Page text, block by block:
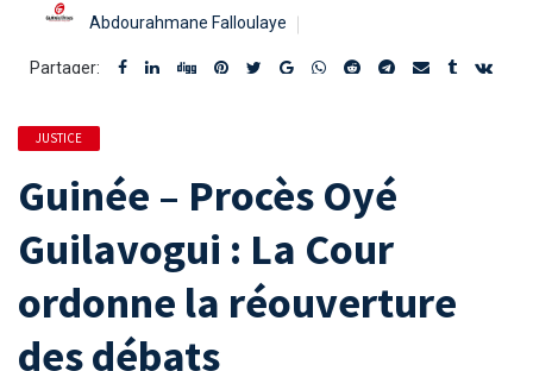
Abdourahmane Falloulaye
Partager:
JUSTICE
Guinée – Procès Oyé
Guilavogui : La Cour
ordonne la réouverture
des débats